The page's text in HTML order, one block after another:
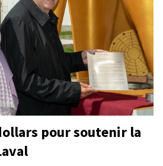
pour soutenir la